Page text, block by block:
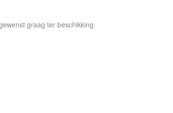
graag ter beschikking.